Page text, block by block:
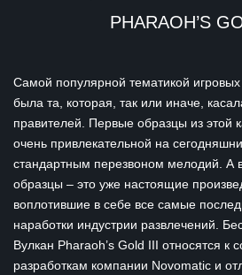
PHARAOH’S
Самой популярной тематикой игровых
была та, которая, так или иначе,
правителей. Первые образцы из этой
очень привлекательной на
стандартным перезвоном мелодий. А
образцы – это уже настоящие
воплотившие в себе все самые
наработки индустрии развлечений.
Вулкан Pharaoh’s Gold III относятся к
разработкам компании Novomatic и